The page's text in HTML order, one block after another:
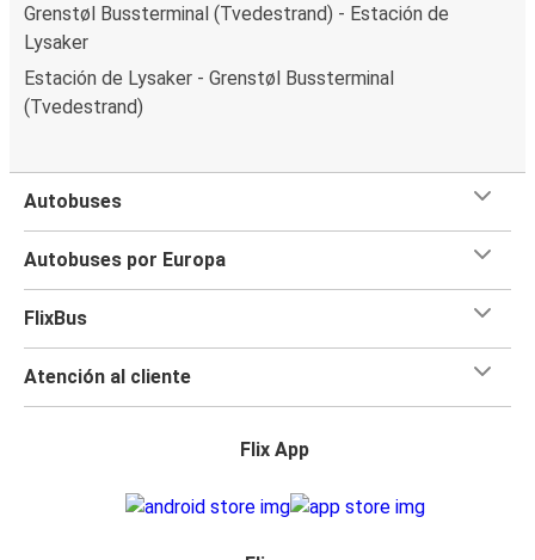
Grenstøl Bussterminal (Tvedestrand) - Estación de
Lysaker
Estación de Lysaker - Grenstøl Bussterminal
(Tvedestrand)
Autobuses
Autobuses por Europa
FlixBus
Atención al cliente
Flix App